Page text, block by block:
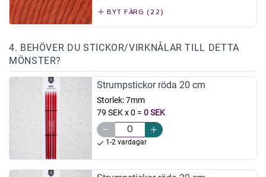
BYT FÄRG (22)
4. BEHÖVER DU STICKOR/VIRKNÅLAR TILL DETTA
MÖNSTER?
Strumpstickor röda 20 cm
Storlek:7mm
79 SEK x 0 = 0 SEK
1-2 vardagar